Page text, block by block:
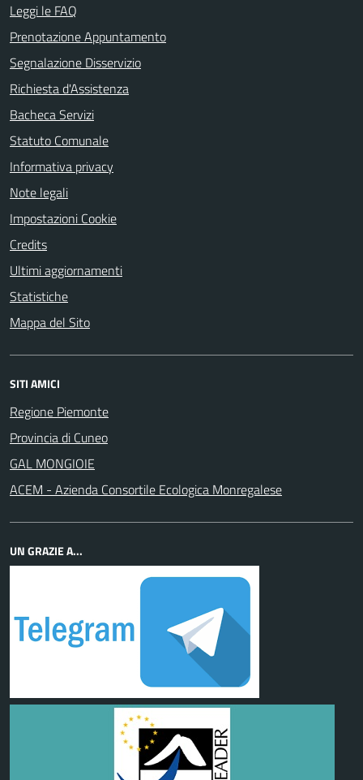
Leggi le FAQ
Prenotazione Appuntamento
Segnalazione Disservizio
Richiesta d'Assistenza
Bacheca Servizi
Statuto Comunale
Informativa privacy
Note legali
Impostazioni Cookie
Credits
Ultimi aggiornamenti
Statistiche
Mappa del Sito
SITI AMICI
Regione Piemonte
Provincia di Cuneo
GAL MONGIOIE
ACEM - Azienda Consortile Ecologica Monregalese
UN GRAZIE A...